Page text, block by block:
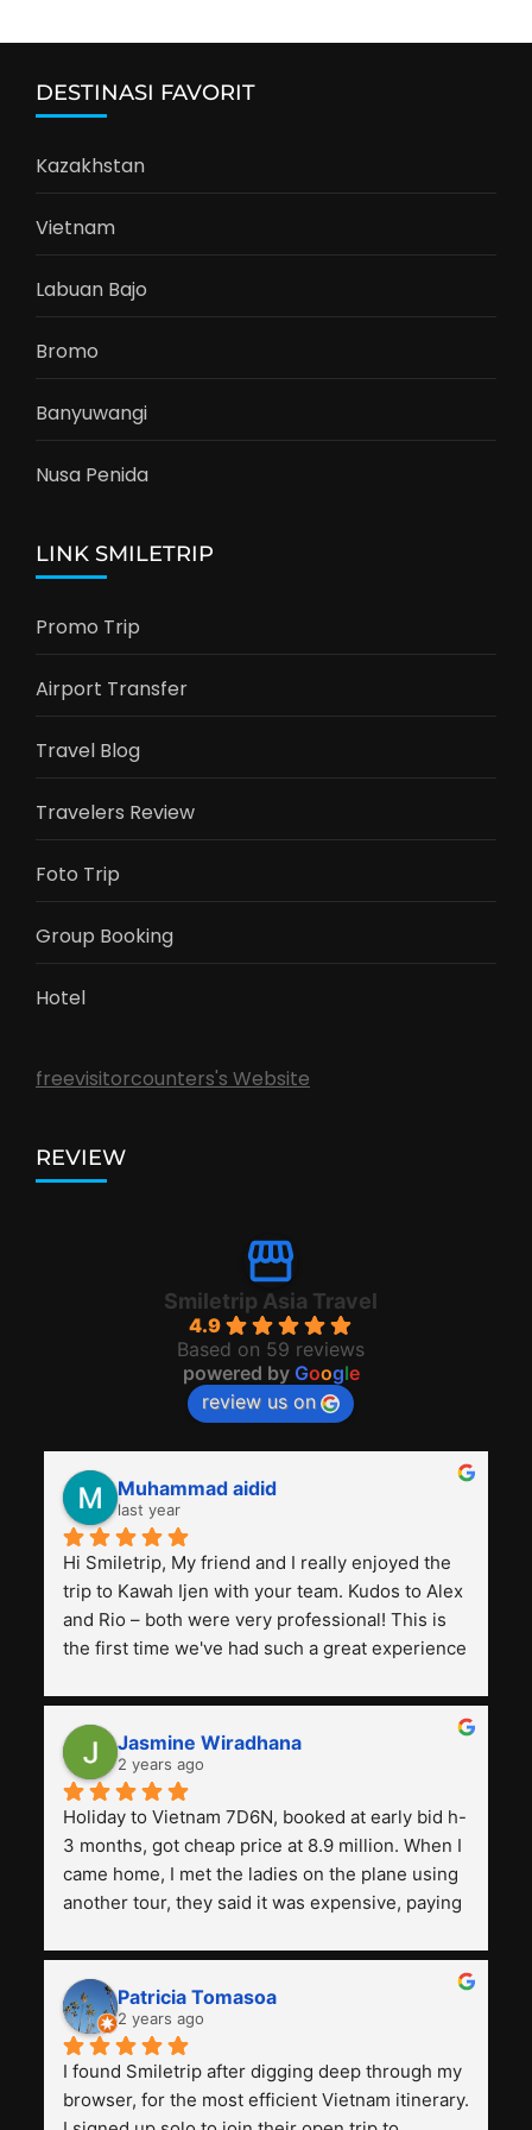
DESTINASI FAVORIT
Kazakhstan
Vietnam
Labuan Bajo
Bromo
Banyuwangi
Nusa Penida
LINK SMILETRIP
Promo Trip
Airport Transfer
Travel Blog
Travelers Review
Foto Trip
Group Booking
Hotel
freevisitorcounters's Website
REVIEW
Smiletrip Asia Travel
4.9
Based on 59 reviews
powered by Google
review us on
Muhammad aidid
last year
Hi Smiletrip, My friend and I really enjoyed the
trip to Kawah Ijen with your team. Kudos to Alex
and Rio – both were very professional! This is
the first time we've had such a great experience
previous ones we've used.
Jasmine Wiradhana
2 years ago
Holiday to Vietnam 7D6N, booked at early bid h-
3 months, got cheap price at 8.9 million. When I
came home, I met the ladies on the plane using
another tour, they said it was expensive, paying
and facilities are all the same. The smile trip is
really worth it, the guide is helpful, humble and
friendly. Next, I want to try another trip,
Smiletrip. Thank you
Patricia Tomasoa
2 years ago
I found Smiletrip after digging deep through my
browser, for the most efficient Vietnam itinerary.